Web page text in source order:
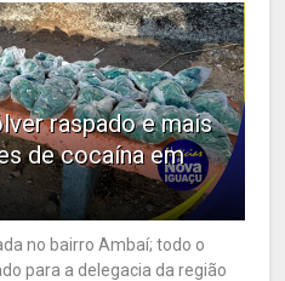
raspado e mais
de cocaína em
no bairro Ambaí; todo o
para a delegacia da região